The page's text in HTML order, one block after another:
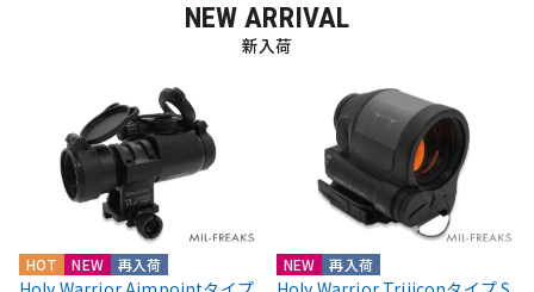
NEW ARRIVAL
新入荷
HOT NEW 再入荷 NEW 再入荷